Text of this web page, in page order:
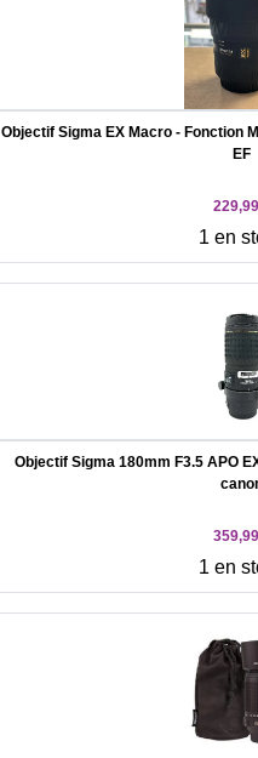
Objectif Sigma EX Macro - Fonction
EF
1 en
Objectif Sigma 180mm F3.5 APO
1 en